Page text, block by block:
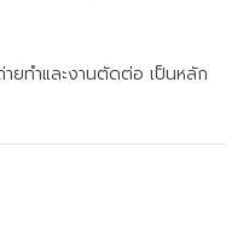
ยทำและงานตัดต่อ เป็นหลัก